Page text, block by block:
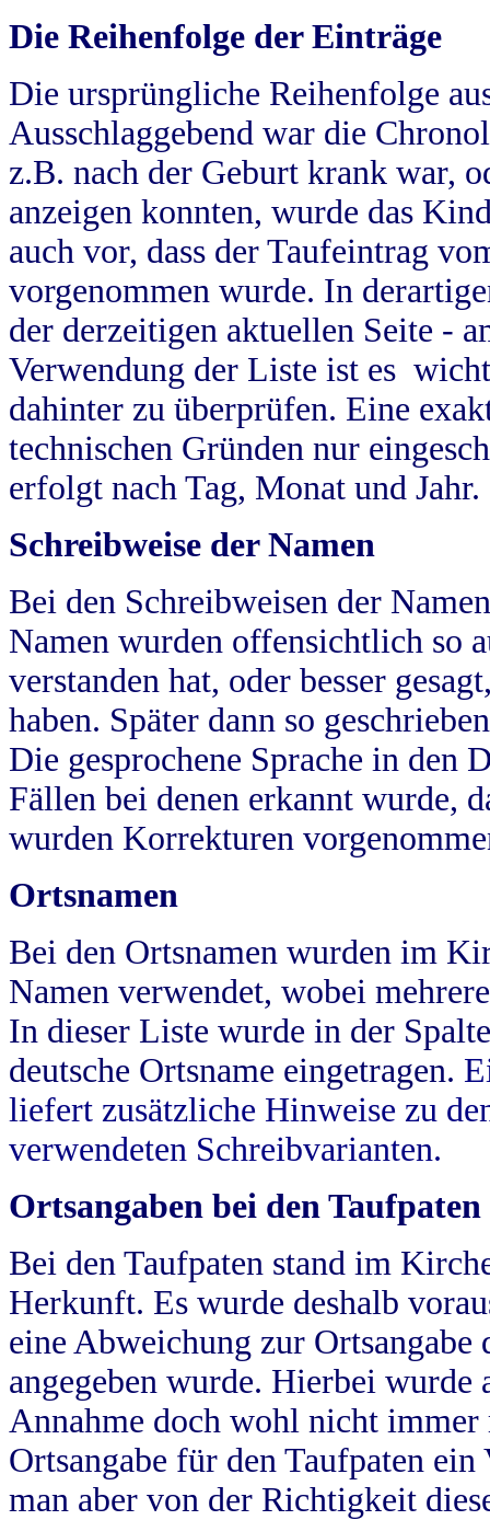
Die Reihenfolge der Einträge
Die ursprüngliche Reihenfolge
Ausschlaggebend war die
z.B. nach der Geburt krank war,
anzeigen konnten, wurde das
auch vor, dass der Taufeintrag
vorgenommen wurde. In
der derzeitigen aktuellen Seite -
Verwendung der Liste ist es
dahinter zu überprüfen. Eine
technischen Gründen nur
erfolgt nach Tag, Monat und Jahr.
Schreibweise der Namen
Bei den Schreibweisen der
Namen wurden offensichtlich so
verstanden hat, oder besser
haben. Später dann so
Die gesprochene Sprache in
Fällen bei denen erkannt wurde,
wurden Korrekturen
Ortsnamen
Bei den Ortsnamen wurden im
Namen verwendet, wobei
In dieser Liste wurde in der
deutsche Ortsname eingetragen.
liefert zusätzliche Hinweise zu
verwendeten Schreibvarianten.
Ortsangaben bei den Taufpaten
Bei den Taufpaten stand im
Herkunft. Es wurde deshalb
eine Abweichung zur
angegeben wurde. Hierbei wurde
Annahme doch wohl nicht
Ortsangabe für den Taufpaten
man aber von der Richtigkeit